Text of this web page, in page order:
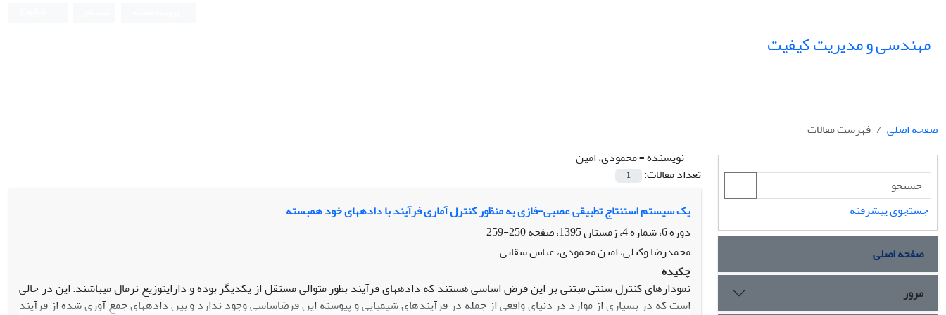
مهندسی و مدیریت کیفیت
صفحه اصلی
فهرست مقالات
نویسنده =محمودی، امین
تعداد مقالات:
1
یک سیستم استنتاج تطبیقی عصبی-فازی به منظور کنترل آماری فرآیند با دادههای خود همبسته
دوره 6، شماره 4، زمستان 1395، صفحه
250-259
محمدرضا وکیلی، امین محمودی، عباس سقایی
چکیده
نمودارهای کنترل سنتی مبتنی بر این فرض اساسی هستند که دادههای فرآیند بطور متوالی مستقل از یکدیگر بوده و دارایتوزیع نرمال میباشند. این در حالی
است که در بسیاری از موارد در دنیای واقعی از جمله در فرآیندهای شیمیایی و پیوسته این فرضاساسی وجود ندارد و بین دادههای جمع آوری شده از فرآیند
جستجوی پیشرفته
صفحه اصلی
مرور